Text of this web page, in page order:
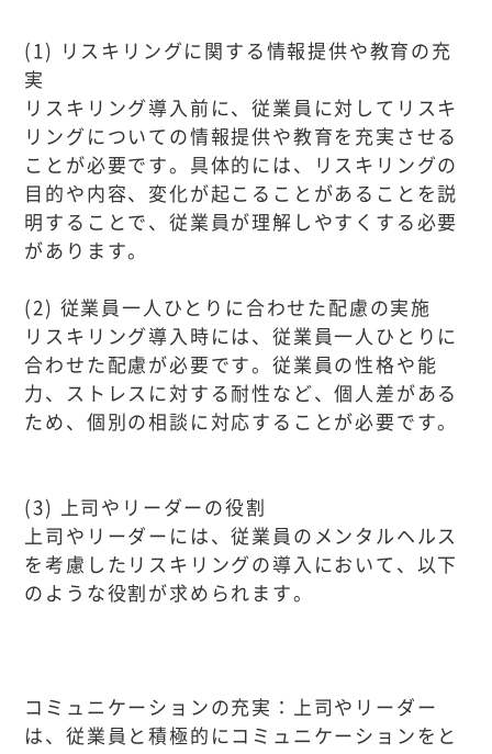
(1) リスキリングに関する情報提供や教育の充
実
リスキリング導入前に、従業員に対してリスキ
リングについての情報提供や教育を充実させる
ことが必要です。具体的には、リスキリングの
目的や内容、変化が起こることがあることを説
明することで、従業員が理解しやすくする必要
があります。
(2) 従業員一人ひとりに合わせた配慮の実施
リスキリング導入時には、従業員一人ひとりに
合わせた配慮が必要です。従業員の性格や能
力、ストレスに対する耐性など、個人差がある
ため、個別の相談に対応することが必要です。
(3) 上司やリーダーの役割
上司やリーダーには、従業員のメンタルヘルス
を考慮したリスキリングの導入において、以下
のような役割が求められます。
コミュニケーションの充実：上司やリーダー
は、従業員と積極的にコミュニケーションをと